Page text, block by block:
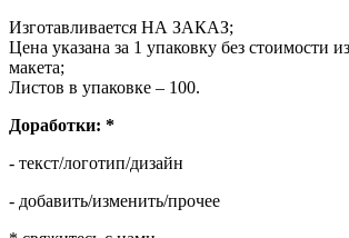
Изготавливается НА ЗАКАЗ;
Цена указана за 1 упаковку без стоимости
макета;
Листов в упаковке – 100.
Доработки: *
- текст/логотип/дизайн
- добавить/изменить/прочее